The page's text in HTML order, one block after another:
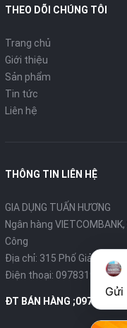
THEO DÕI CHÚNG TÔI
Trang chủ
Giới thiệu
Sản phẩm
Tin tức
Liên hệ
THÔNG TIN LIÊN HỆ
GIA DỤNG TUẤN HƯƠNG
Ngân hàng
Công
Địa chỉ: 315 Phố Giảng Võ -
Điện thoại: 0978319375-
ĐT BÁN HÀNG ;0978319375
Gửi